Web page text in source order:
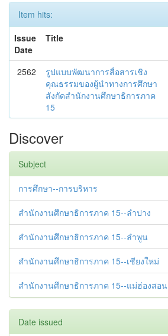
Item hits:
Issue
Date
Title
2562
รูปแบบพัฒนาการสื่อสารเชิง
คุณธรรมของผู้นำทางการศึกษา
สังกัดสำนักงานศึกษาธิการภาค
15
Discover
Subject
การศึกษา--การบริหาร
สำนักงานศึกษาธิการภาค 15--ลำปาง
สำนักงานศึกษาธิการภาค 15--ลำพูน
สำนักงานศึกษาธิการภาค 15--เชียงใหม่
สำนักงานศึกษาธิการภาค 15--แม่ฮ่องสอน
Date issued